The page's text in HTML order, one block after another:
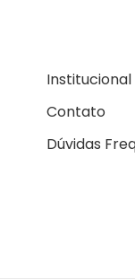
Institucional
Contato
Dúvidas